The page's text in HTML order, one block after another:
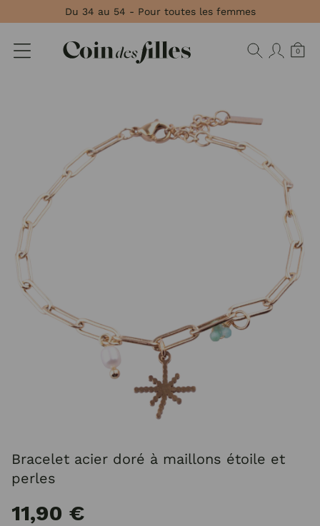
Du 34 au 54 - Pour toutes les femmes
0
Bracelet acier doré à maillons étoile et
perles
11,90 €
Panneau de gestion des cookies